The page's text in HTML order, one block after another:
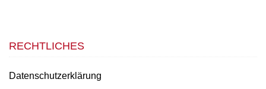
RECHTLICHES
Datenschutzerklärung